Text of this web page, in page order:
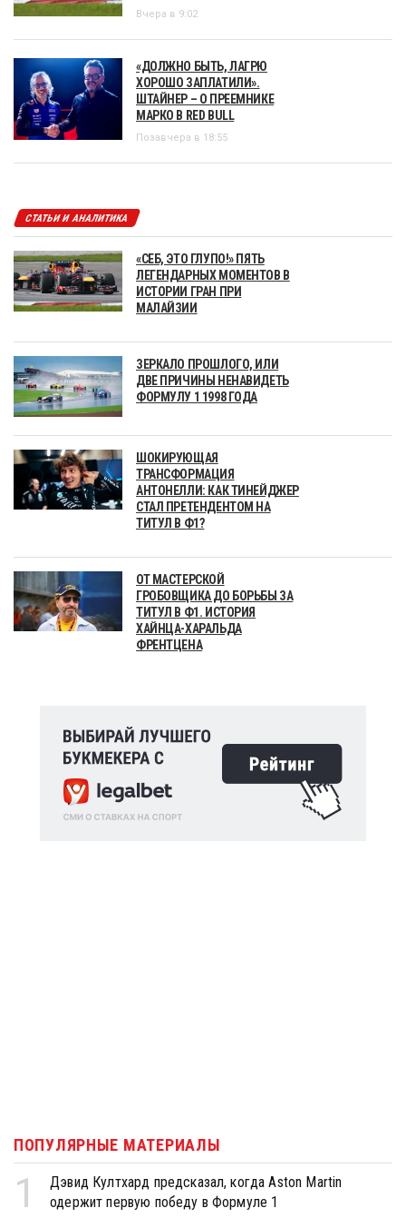
Вчера в 9:02
«ДОЛЖНО БЫТЬ, ЛАГРЮ
ХОРОШО ЗАПЛАТИЛИ».
ШТАЙНЕР – О ПРЕЕМНИКЕ
МАРКО В RED BULL
Позавчера в 18:55
СТАТЬИ И АНАЛИТИКА
«СЕБ, ЭТО ГЛУПО!» ПЯТЬ
ЛЕГЕНДАРНЫХ МОМЕНТОВ В
ИСТОРИИ ГРАН ПРИ
МАЛАЙЗИИ
ЗЕРКАЛО ПРОШЛОГО, ИЛИ
ДВЕ ПРИЧИНЫ НЕНАВИДЕТЬ
ФОРМУЛУ 1 1998 ГОДА
ШОКИРУЮЩАЯ
ТРАНСФОРМАЦИЯ
АНТОНЕЛЛИ: КАК ТИНЕЙДЖЕР
СТАЛ ПРЕТЕНДЕНТОМ НА
ТИТУЛ В Ф1?
ОТ МАСТЕРСКОЙ
ГРОБОВЩИКА ДО БОРЬБЫ ЗА
ТИТУЛ В Ф1. ИСТОРИЯ
ХАЙНЦА-ХАРАЛЬДА
ФРЕНТЦЕНА
ПОПУЛЯРНЫЕ МАТЕРИАЛЫ
1
Дэвид Култхард предсказал, когда Aston Martin
одержит первую победу в Формуле 1